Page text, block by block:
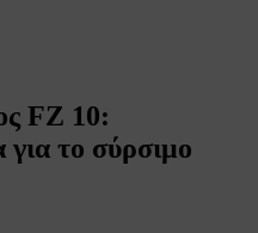
FZ 10:
το σύρσιμο